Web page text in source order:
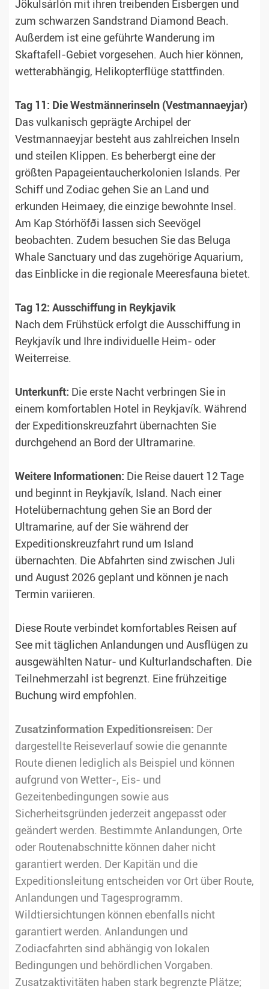
Jökulsárlón mit ihren treibenden Eisbergen und
zum schwarzen Sandstrand Diamond Beach.
Außerdem ist eine geführte Wanderung im
Skaftafell-Gebiet vorgesehen. Auch hier können,
wetterabhängig, Helikopterflüge stattfinden.
Tag 11: Die Westmännerinseln (Vestmannaeyjar)
Das vulkanisch geprägte Archipel der
Vestmannaeyjar besteht aus zahlreichen Inseln
und steilen Klippen. Es beherbergt eine der
größten Papageientaucherkolonien Islands. Per
Schiff und Zodiac gehen Sie an Land und
erkunden Heimaey, die einzige bewohnte Insel.
Am Kap Stórhöfði lassen sich Seevögel
beobachten. Zudem besuchen Sie das Beluga
Whale Sanctuary und das zugehörige Aquarium,
das Einblicke in die regionale Meeresfauna bietet.
Tag 12: Ausschiffung in Reykjavik
Nach dem Frühstück erfolgt die Ausschiffung in
Reykjavík und Ihre individuelle Heim- oder
Weiterreise.
Unterkunft: Die erste Nacht verbringen Sie in
einem komfortablen Hotel in Reykjavík. Während
der Expeditionskreuzfahrt übernachten Sie
durchgehend an Bord der Ultramarine.
Weitere Informationen: Die Reise dauert 12 Tage
und beginnt in Reykjavík, Island. Nach einer
Hotelübernachtung gehen Sie an Bord der
Ultramarine, auf der Sie während der
Expeditionskreuzfahrt rund um Island
übernachten. Die Abfahrten sind zwischen Juli
und August 2026 geplant und können je nach
Termin variieren.
Diese Route verbindet komfortables Reisen auf
See mit täglichen Anlandungen und Ausflügen zu
ausgewählten Natur- und Kulturlandschaften. Die
Teilnehmerzahl ist begrenzt. Eine frühzeitige
Buchung wird empfohlen.
Zusatzinformation Expeditionsreisen: Der
dargestellte Reiseverlauf sowie die genannte
Route dienen lediglich als Beispiel und können
aufgrund von Wetter-, Eis- und
Gezeitenbedingungen sowie aus
Sicherheitsgründen jederzeit angepasst oder
geändert werden. Bestimmte Anlandungen, Orte
oder Routenabschnitte können daher nicht
garantiert werden. Der Kapitän und die
Expeditionsleitung entscheiden vor Ort über Route,
Anlandungen und Tagesprogramm.
Wildtiersichtungen können ebenfalls nicht
garantiert werden. Anlandungen und
Zodiacfahrten sind abhängig von lokalen
Bedingungen und behördlichen Vorgaben.
Zusatzaktivitäten haben stark begrenzte Plätze;